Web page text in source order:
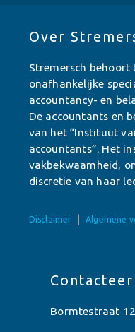
Over
Stremersch
onafhankelijke
accountancy- en
De accountants en
van het “Instituut
accountants”. Het
vakbekwaamheid,
discretie van haar
Disclaimer | Algemene
Bormtestraat